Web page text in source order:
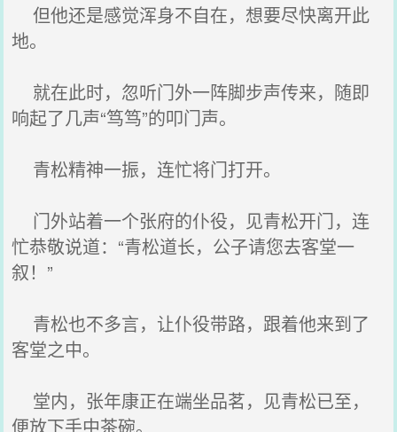
但他还是感觉浑身不自在，想要尽快离开此
地。
就在此时，忽听门外一阵脚步声传来，随即
响起了几声“笃笃”的叩门声。
青松精神一振，连忙将门打开。
门外站着一个张府的仆役，见青松开门，连
忙恭敬说道：“青松道长，公子请您去客堂一
叙！”
青松也不多言，让仆役带路，跟着他来到了
客堂之中。
堂内，张年康正在端坐品茗，见青松已至，
便放下手中茶碗。